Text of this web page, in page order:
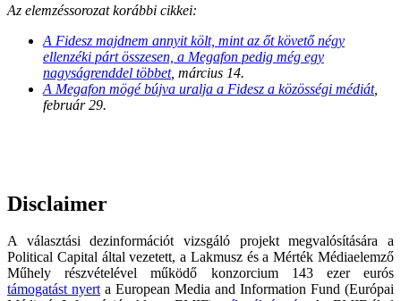
Az elemzéssorozat korábbi cikkei:
A Fidesz majdnem annyit költ, mint az őt követő négy
ellenzéki párt összesen, a Megafon pedig még egy
nagyságrenddel többet, március 14.
A Megafon mögé bújva uralja a Fidesz a közösségi médiát,
február 29.
Disclaimer
A választási dezinformációt vizsgáló projekt megvalósítására a
Political Capital által vezetett, a Lakmusz és a Mérték Médiaelemző
Műhely részvételével működő konzorcium 143 ezer eurós
támogatást nyerta European Media and Information Fund (Európai